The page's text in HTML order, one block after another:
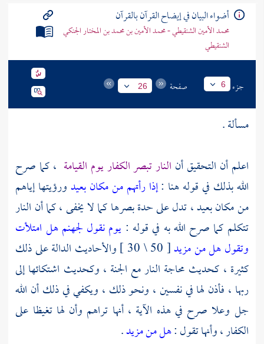
أضواء البيان في إيضاح القرآن بالقرآن
محمد الأمين الشنقيطي - محمد الأمين بن محمد بن المختار الجنكي
الشنقيطي
جزء 6 صفحة 26
مسألة .
اعلم أن التحقيق أن النار تبصر الكفار يوم القيامة ، كما صرح
الله بذلك في قوله هنا :إذا رأتهم من مكان بعيدورؤيتها إياهم
من مكان بعيد ، تدل على حدة بصرها كما لا يخفى ، كما أن النار
تتكلم كما صرح الله به في قوله : يوم نقول لجهنم هل امتلأت
وتقول هل من مزيد
[ 50 \ 30 ] والأحاديث الدالة على ذلك
كثيرة ، كحديث محاجة النار مع الجنة ، وكحديث اشتكائها إلى
ربها ، فأذن لها في نفسين ، ونحو ذلك ، ويكفي في ذلك أن الله
جل وعلا صرح في هذه الآية ، أنها تراهم وأن لها تغيظا على
الكفار ، وأنها تقول :هل من مزيد.